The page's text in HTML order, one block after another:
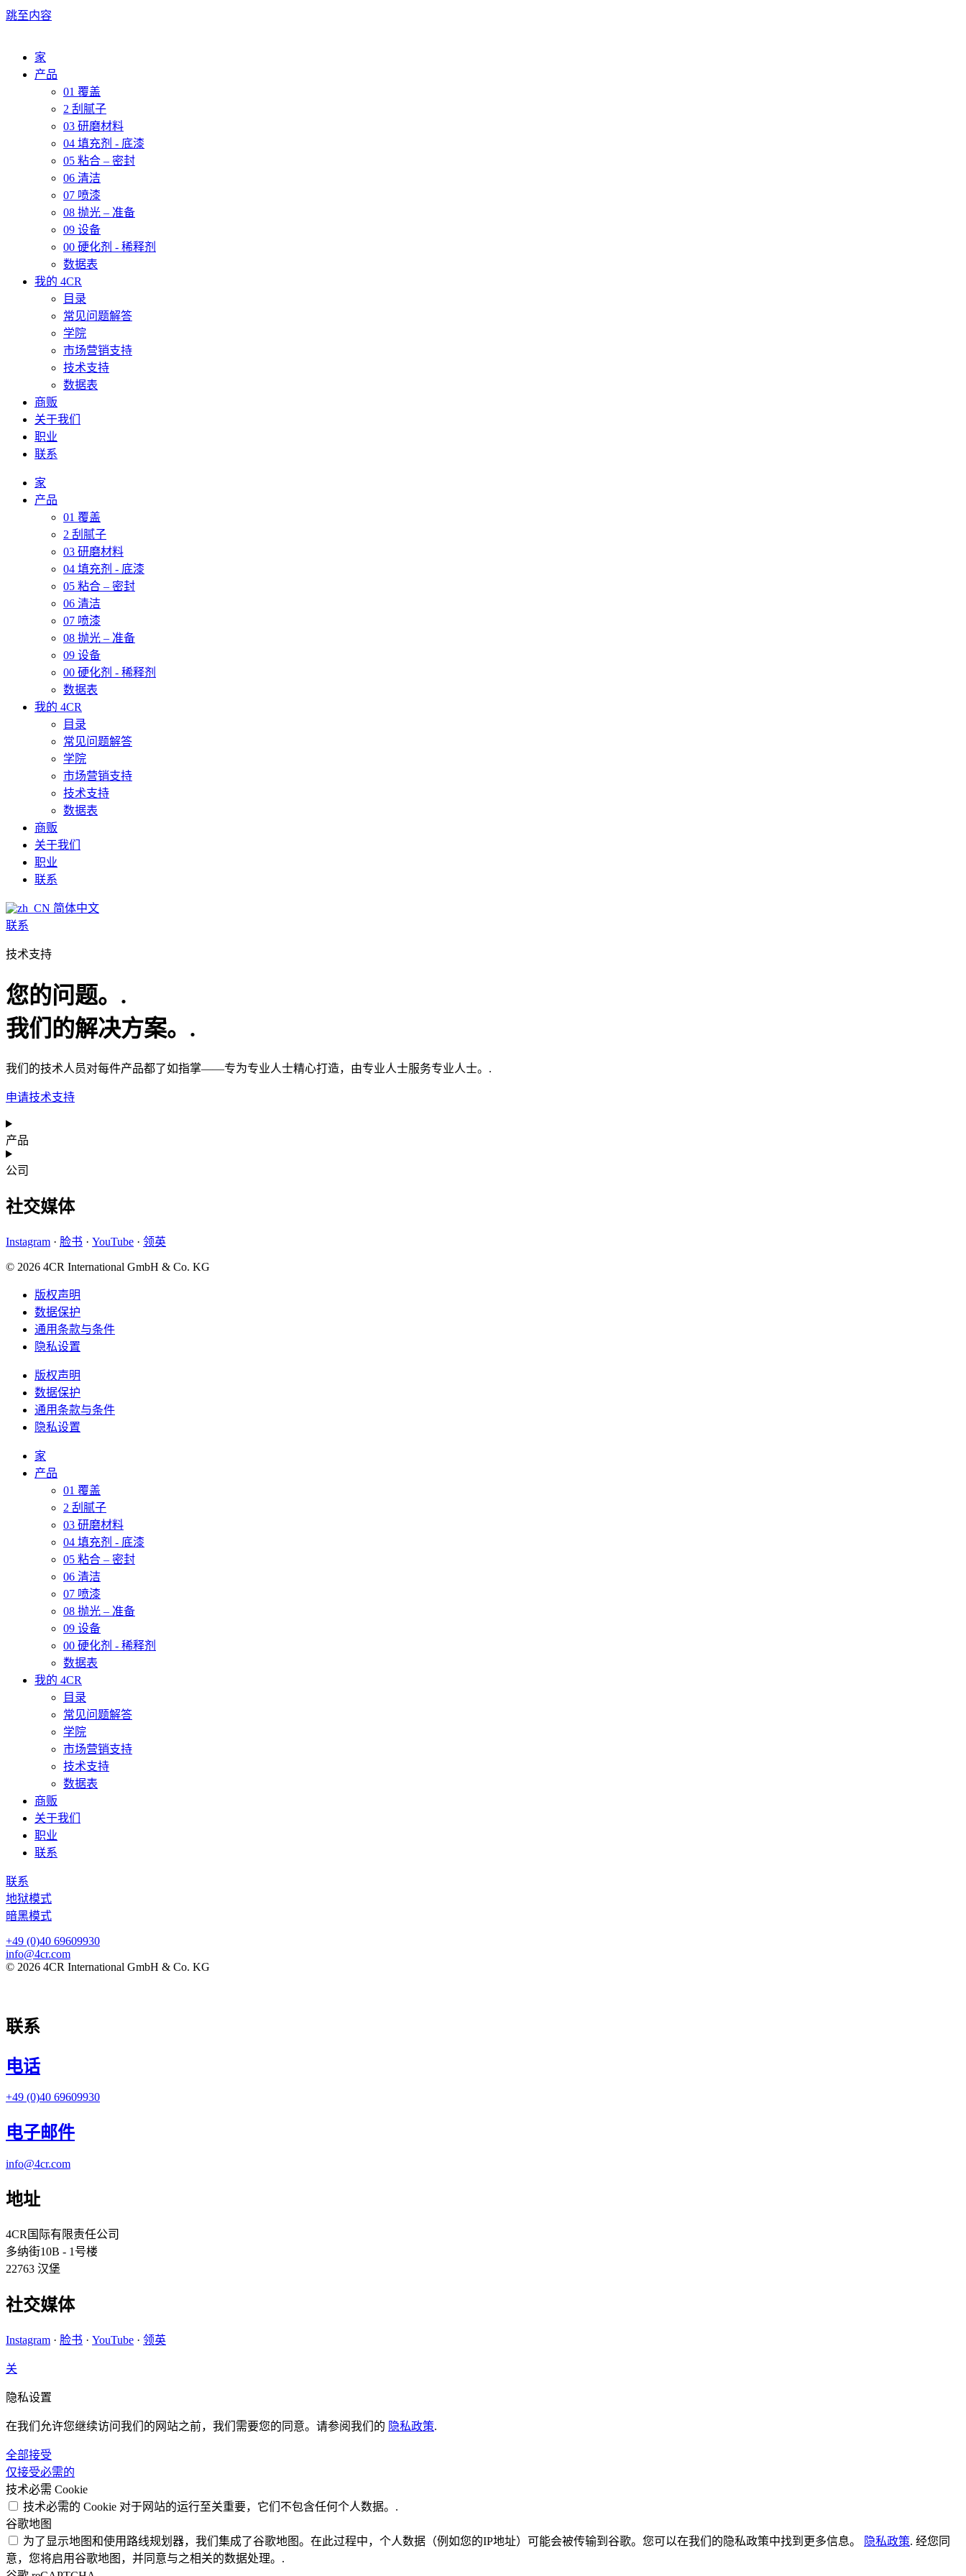
跳至内容
家
产品
01 覆盖
2 刮腻子
03 研磨材料
04 填充剂 - 底漆
05 粘合 – 密封
06 清洁
07 喷漆
08 抛光 – 准备
09 设备
00 硬化剂 - 稀释剂
数据表
我的 4CR
目录
常见问题解答
学院
市场营销支持
技术支持
数据表
商贩
关于我们
职业
联系
家
产品
01 覆盖
2 刮腻子
03 研磨材料
04 填充剂 - 底漆
05 粘合 – 密封
06 清洁
07 喷漆
08 抛光 – 准备
09 设备
00 硬化剂 - 稀释剂
数据表
我的 4CR
目录
常见问题解答
学院
市场营销支持
技术支持
数据表
商贩
关于我们
职业
联系
简体中文
联系
技术支持
您的问题。.
我们的解决方案。.
我们的技术人员对每件产品都了如指掌——专为专业人士精心打造，由专业人士服务专业人士。.
申请技术支持
产品
公司
社交媒体
Instagram · 脸书 · YouTube · 领英
© 2026 4CR International GmbH & Co. KG
版权声明
数据保护
通用条款与条件
隐私设置
版权声明
数据保护
通用条款与条件
隐私设置
家
产品
01 覆盖
2 刮腻子
03 研磨材料
04 填充剂 - 底漆
05 粘合 – 密封
06 清洁
07 喷漆
08 抛光 – 准备
09 设备
00 硬化剂 - 稀释剂
数据表
我的 4CR
目录
常见问题解答
学院
市场营销支持
技术支持
数据表
商贩
关于我们
职业
联系
联系
地狱模式
暗黑模式
+49 (0)40 69609930
info@4cr.com
© 2026 4CR International GmbH & Co. KG
联系
电话
+49 (0)40 69609930
电子邮件
info@4cr.com
地址
4CR国际有限责任公司
多纳街10B - 1号楼
22763 汉堡
社交媒体
Instagram · 脸书 · YouTube · 领英
关
隐私设置
在我们允许您继续访问我们的网站之前，我们需要您的同意。请参阅我们的 隐私政策.
全部接受
仅接受必需的
技术必需 Cookie
技术必需的 Cookie 对于网站的运行至关重要，它们不包含任何个人数据。.
谷歌地图
为了显示地图和使用路线规划器，我们集成了谷歌地图。在此过程中，个人数据（例如您的IP地址）可能会被传输到谷歌。您可以在我们的隐私政策中找到更多信息。
隐私政策. 经您同
意，您将启用谷歌地图，并同意与之相关的数据处理。.